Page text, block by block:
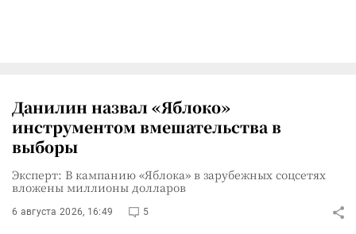
Данилин назвал «Яблоко»
инструментом вмешательства в
выборы
Эксперт: В кампанию «Яблока» в зарубежных соцсетях
вложены миллионы долларов
6 августа 2026, 16:49 5